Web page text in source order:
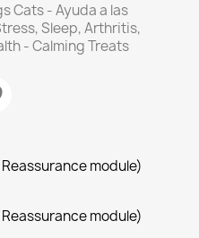
Cats - Ayuda a las
Slееp, Аrthritis,
- Cаlming Trеats
module)
module)